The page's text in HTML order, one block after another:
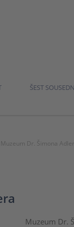
ŠEST
Muzeum Dr. Šimona
Muzeum Dr.